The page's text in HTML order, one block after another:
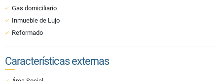
Gas domiciliario
Inmueble de Lujo
Reformado
Características externas